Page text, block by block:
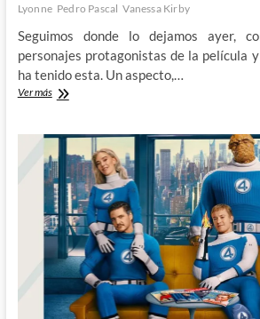
Lyonne Pedro Pascal Vanessa Kirby
Seguimos donde lo dejamos ayer,
personajes protagonistas de la película
ha tenido esta. Un aspecto,…
Ver másTan
tan
lejos
–
Los
4
Fantásticos:
Primeros
Pasos
2.ª
Parte